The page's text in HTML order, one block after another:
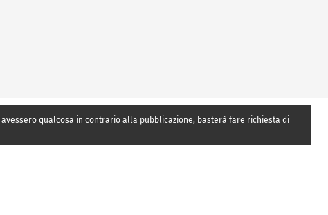
qualcosa in contrario alla pubblicazione, basterà fare richiesta di